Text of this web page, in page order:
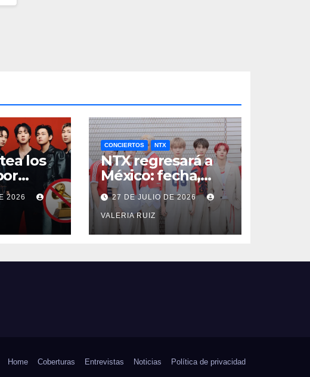
los
2026
CONCIERTOS NTX
NTX regresará a
México: fecha,
boletos y
beneficios VIP
27 DE JULIO DE 2026
VALERIA RUIZ
Home Coberturas Entrevistas Noticias Política de privacidad